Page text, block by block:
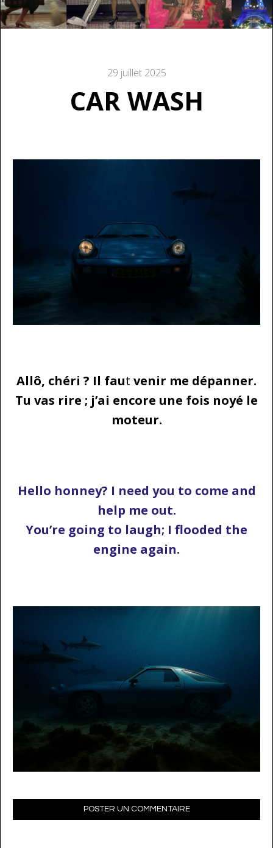
29 juillet 2025
CAR WASH
Allô, chéri ? Il faut venir me dépanner.
Tu vas rire ; j’ai encore une fois noyé le
moteur.
Hello honney? I need you to come and
help me out.
You’re going to laugh; I flooded the
engine again.
POSTER UN COMMENTAIRE